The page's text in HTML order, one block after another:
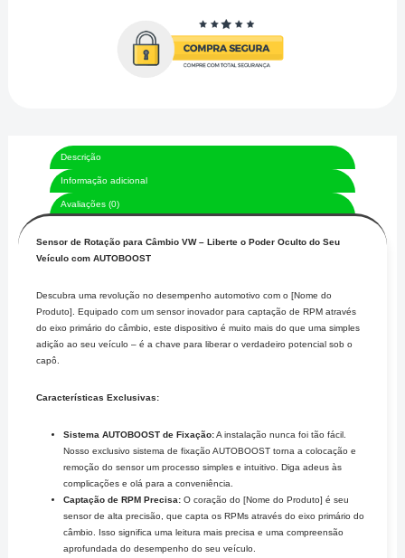
Descrição
Informação adicional
Avaliações (0)
Sensor de Rotação para Câmbio VW – Liberte o Poder Oculto do Seu
Veículo com AUTOBOOST
Descubra uma revolução no desempenho automotivo com o [Nome do
Produto]. Equipado com um sensor inovador para captação de RPM através
do eixo primário do câmbio, este dispositivo é muito mais do que uma simples
adição ao seu veículo – é a chave para liberar o verdadeiro potencial sob o
capô.
Características Exclusivas:
Sistema AUTOBOOST de Fixação:A instalação nunca foi tão fácil.
Nosso exclusivo sistema de fixação AUTOBOOST torna a colocação e
remoção do sensor um processo simples e intuitivo. Diga adeus às
complicações e olá para a conveniência.
Captação de RPM Precisa: O coração do [Nome do Produto] é seu
sensor de alta precisão, que capta os RPMs através do eixo primário do
câmbio. Isso significa uma leitura mais precisa e uma compreensão
aprofundada do desempenho do seu veículo.